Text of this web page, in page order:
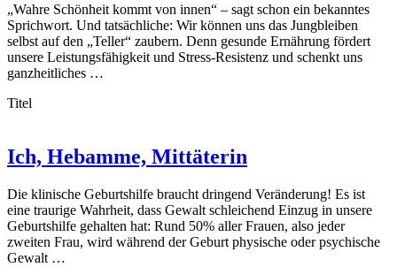
„Wahre Schönheit kommt von innen“ – sagt schon ein bekanntes
Sprichwort. Und tatsächliche: Wir können uns das Jungbleiben
selbst auf den „Teller“ zaubern. Denn gesunde Ernährung fördert
unsere Leistungsfähigkeit und Stress-Resistenz und schenkt uns
ganzheitliches …
Titel
Ich, Hebamme, Mittäterin
Die klinische Geburtshilfe braucht dringend Veränderung! Es ist
eine traurige Wahrheit, dass Gewalt schleichend Einzug in unsere
Geburtshilfe gehalten hat: Rund 50% aller Frauen, also jeder
zweiten Frau, wird während der Geburt physische oder psychische
Gewalt …